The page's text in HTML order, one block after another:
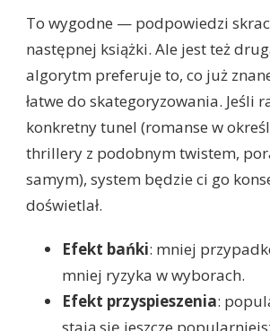
To wygodne — podpowiedzi
następnej książki. Ale jest też
algorytm preferuje to, co już
łatwe do skategoryzowania. Jeśli
konkretny tunel (romanse w
thrillery z podobnym twistem,
samym), system będzie ci go
doświetlał.
Efekt bańki: mniej
mniej ryzyka w wyborach.
Efekt przyspieszenia:
stają się jeszcze